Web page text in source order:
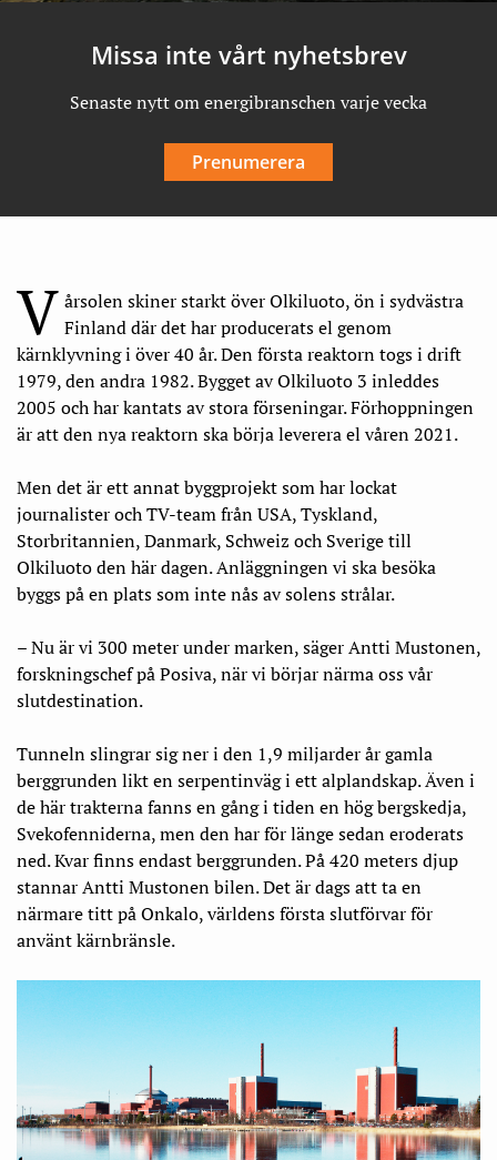
Missa inte vårt nyhetsbrev
Senaste nytt om energibranschen varje vecka
Prenumerera
V årsolen skiner starkt över Olkiluoto, ön i sydvästra
Finland där det har producerats el genom
kärnklyvning i över 40 år. Den första reaktorn togs i drift
1979, den andra 1982. Bygget av Olkiluoto 3 inleddes
2005 och har kantats av stora förseningar. Förhoppningen
är att den nya reaktorn ska börja leverera el våren 2021.
Men det är ett annat byggprojekt som har lockat
journalister och TV-team från USA, Tyskland,
Storbritannien, Danmark, Schweiz och Sverige till
Olkiluoto den här dagen. Anläggningen vi ska besöka
byggs på en plats som inte nås av solens strålar.
– Nu är vi 300 meter under marken, säger Antti Mustonen,
forskningschef på Posiva, när vi börjar närma oss vår
slutdestination.
Tunneln slingrar sig ner i den 1,9 miljarder år gamla
berggrunden likt en serpentinväg i ett alplandskap. Även i
de här trakterna fanns en gång i tiden en hög bergskedja,
Svekofenniderna, men den har för länge sedan eroderats
ned. Kvar finns endast berggrunden. På 420 meters djup
stannar Antti Mustonen bilen. Det är dags att ta en
närmare titt på Onkalo, världens första slutförvar för
använt kärnbränsle.